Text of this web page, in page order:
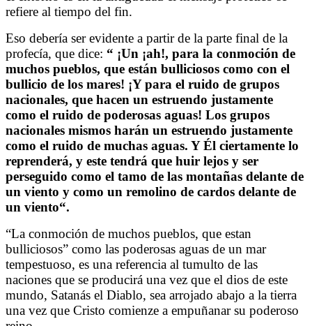
refiere al tiempo del fin.
Eso debería ser evidente a partir de la parte final de la
profecía, que dice: “ ¡Un ¡ah!, para la conmoción de
muchos pueblos, que están bulliciosos como con el
bullicio de los mares! ¡Y para el ruido de grupos
nacionales, que hacen un estruendo justamente
como el ruido de poderosas aguas! Los grupos
nacionales mismos harán un estruendo justamente
como el ruido de muchas aguas. Y Él ciertamente lo
reprenderá, y este tendrá que huir lejos y ser
perseguido como el tamo de las montañas delante de
un viento y como un remolino de cardos delante de
un viento“.
“La conmoción de muchos pueblos, que estan
bulliciosos” como las poderosas aguas de un mar
tempestuoso, es una referencia al tumulto de las
naciones que se producirá una vez que el dios de este
mundo, Satanás el Diablo, sea arrojado abajo a la tierra
una vez que Cristo comienze a empuñanar su poderoso